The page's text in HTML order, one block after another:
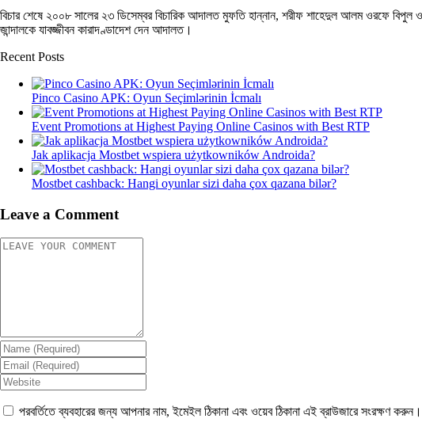
বিচার শেষে ২০০৮ সালের ২৩ ডিসেম্বর বিচারিক আদালত মুফতি হান্নান, শরীফ শাহেদুল আলম ওরফে
জান্দালকে যাবজ্জীবন কারাদণ্ডাদেশ দেন আদালত।
Recent Posts
Pinco Casino APK: Oyun Seçimlərinin İcmalı
Event Promotions at Highest Paying Online Casinos with Best RTP
Jak aplikacja Mostbet wspiera użytkowników Androida?
Mostbet cashback: Hangi oyunlar sizi daha çox qazana bilər?
Leave a Comment
পরবর্তিতে ব্যবহারের জন্য আপনার নাম, ইমেইল ঠিকানা এবং ওয়েব ঠিকানা এই ব্রাউজারে সংরক্ষণ করুন।